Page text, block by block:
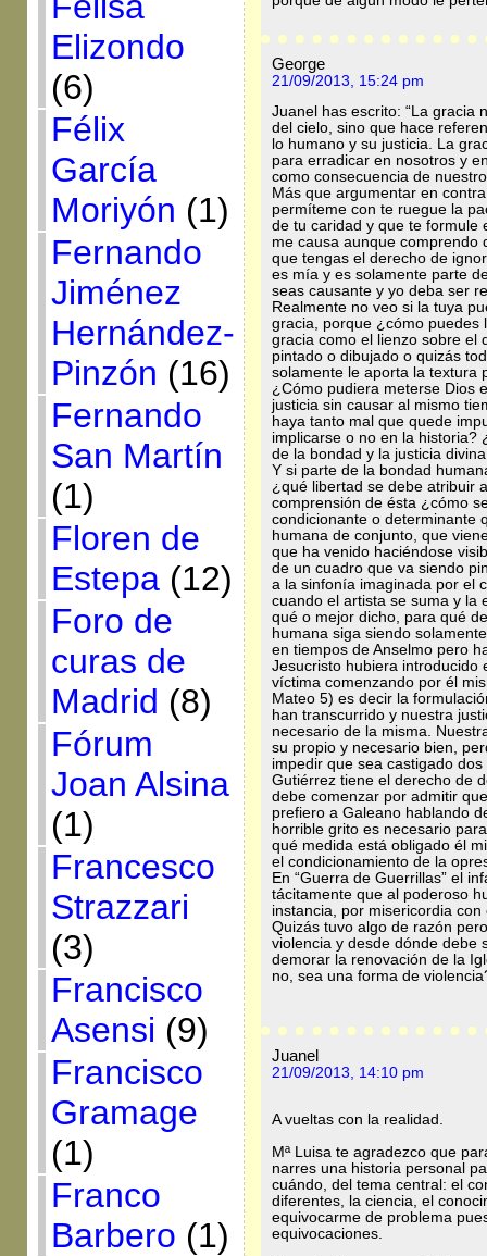
Elizondo
(6)
Félix
García
Moriyón (1)
Fernando
Jiménez
Hernández-
Pinzón (16)
Fernando
San Martín
(1)
Floren de
Estepa(12)
Foro de
curas de
Madrid (8)
Fórum
Joan Alsina
(1)
Francesco
Strazzari
(3)
Francisco
Asensi (9)
Francisco
Gramage
(1)
Franco
Barbero (1)
George
21/09/2013, 15:24 pm
Juanel has escrito: “La gracia
del cielo, sino que hace
lo humano y su justicia. La
para erradicar en nosotros y
como consecuencia de
Más que argumentar en
permíteme con te ruegue la
de tu caridad y que te formule
me causa aunque comprendo
que tengas el derecho de
es mía y es solamente parte
seas causante y yo deba ser
Realmente no veo si la tuya
gracia, porque ¿cómo puedes
gracia como el lienzo sobre el
pintado o dibujado o quizás
solamente le aporta la textura
¿Cómo pudiera meterse Dios
justicia sin causar al mismo
haya tanto mal que quede
implicarse o no en la historia?
de la bondad y la justicia
Y si parte de la bondad
¿qué libertad se debe atribuir
comprensión de ésta ¿cómo
condicionante o determinante
humana de conjunto, que
que ha venido haciéndose
de un cuadro que va siendo
a la sinfonía imaginada por el
cuando el artista se suma y la
qué o mejor dicho, para qué
humana siga siendo
en tiempos de Anselmo pero
Jesucristo hubiera introducido
víctima comenzando por él
Mateo 5) es decir la
han transcurrido y nuestra
necesario de la misma.
su propio y necesario bien,
impedir que sea castigado
Gutiérrez tiene el derecho de
debe comenzar por admitir
prefiero a Galeano hablando
horrible grito es necesario
qué medida está obligado él
el condicionamiento de la
En “Guerra de Guerrillas” el
tácitamente que al poderoso
instancia, por misericordia
Quizás tuvo algo de razón
violencia y desde dónde debe
demorar la renovación de la
no, sea una forma de
Juanel
21/09/2013, 14:10 pm
A vueltas con la realidad.
Mª Luisa te agradezco que
narres una historia personal
cuándo, del tema central: el
diferentes, la ciencia, el
equivocarme de problema
equivocaciones.